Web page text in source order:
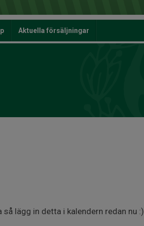
Aktuella försäljningar
lägg in detta i kalendern redan nu :)